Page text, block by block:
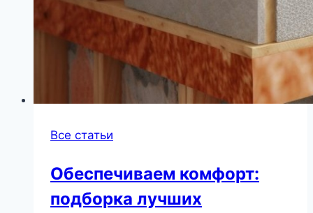
Все статьи
Обеспечиваем комфорт:
подборка лучших